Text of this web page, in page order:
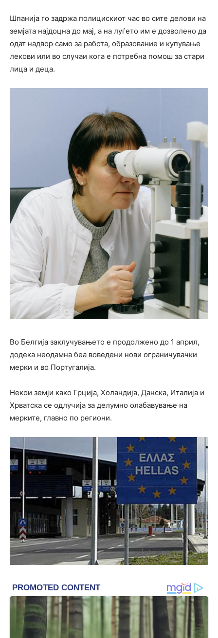
Шпанија го задржа полицискиот час во сите делови на
земјата најдоцна до мај, а на луѓето им е дозволено да
одат надвор само за работа, образование и купување
лекови или во случаи кога е потребна помош за стари
лица и деца.
Во Белгија заклучувањето е продолжено до 1 април,
додека неодамна беа воведени нови ограничувачки
мерки и во Португалија.
Некои земји како Грција, Холандија, Данска, Италија и
Хрватска се одлучија за делумно олабавување на
мерките, главно по региони.